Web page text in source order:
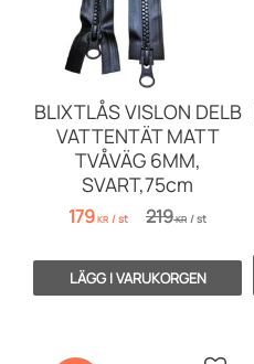
BLIXTLÅS VISLON DELB
VATTENTÄT MATT
TVÅVÄG 6MM,
SVART,75cm
179KR /st 219KR /st